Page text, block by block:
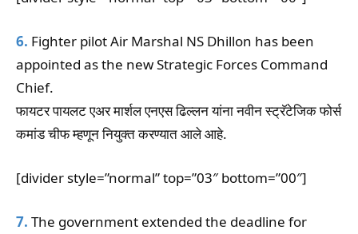
6. Fighter pilot Air Marshal NS Dhillon has been
appointed as the new Strategic Forces Command
Chief.
फायटर पायलट एअर मार्शल एनएस ढिल्लन यांना नवीन स्ट्रॅटेजिक फोर्स
कमांड चीफ म्हणून नियुक्त करण्यात आले आहे.
[divider style=”normal” top=”03″ bottom=”00″]
7. The government extended the deadline for